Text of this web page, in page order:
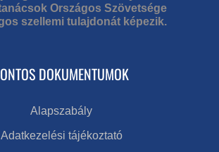
Országos Szövetsége
szellemi tulajdonát képezik.
DOKUMENTUMOK
Alapszabály
Adatkezelési tájékoztató